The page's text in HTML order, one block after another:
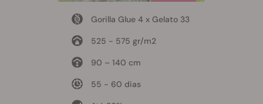
Gorilla Glue 4 x Gelato 33
525 - 575 gr/m2
90 – 140 cm
55 - 60 dias